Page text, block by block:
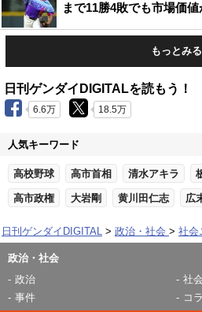
まで11勝4敗でも市場価
もっとみる
日刊ゲンダイDIGITALを読もう！
6.6万 18.5万
人気キーワード
高校野球 高市首相 清水アキラ
高市政権 大岩剛 黄川田仁志 広
日刊ゲンダイDIGITAL 政治・社会 社会
政治・社会
政治
社会
事件
コ